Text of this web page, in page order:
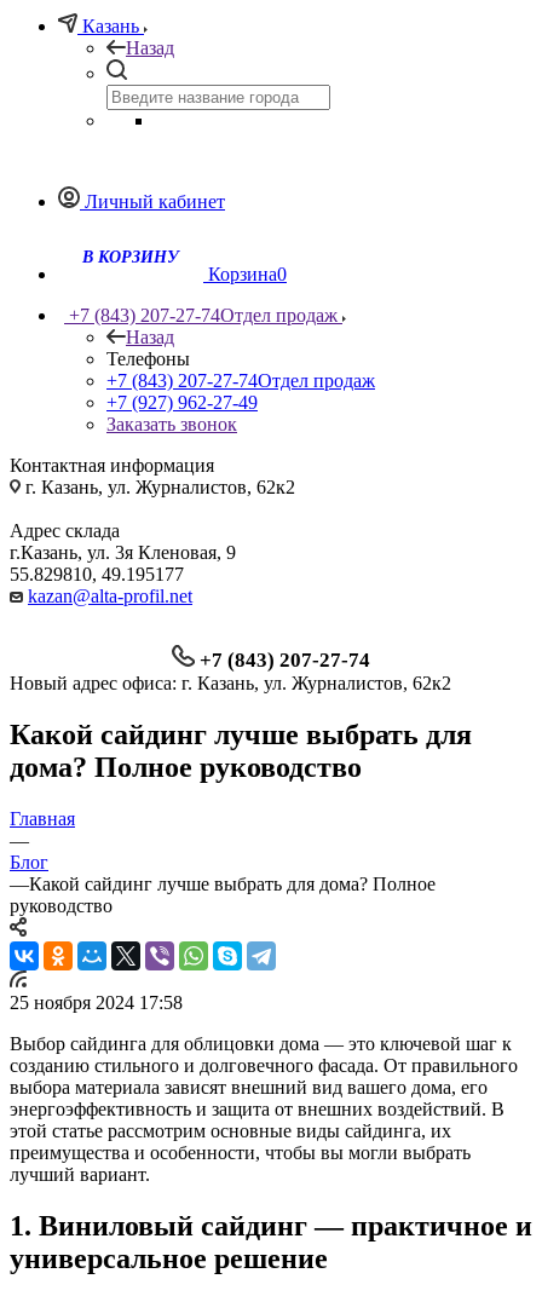
Казань
Назад
Личный кабинет
Корзина0
+7 (843) 207-27-74Отдел продаж
Назад
Телефоны
+7 (843) 207-27-74Отдел продаж
+7 (927) 962-27-49
Заказать звонок
Контактная информация
г. Казань, ул. Журналистов, 62к2
Адрес склада
г.Казань, ул. 3я Кленовая, 9
55.829810, 49.195177
kazan@alta-profil.net
+7 (843) 207-27-74
Новый адрес офиса: г. Казань, ул. Журналистов, 62к2
Какой сайдинг лучше выбрать для
дома? Полное руководство
Главная
—
Блог
—Какой сайдинг лучше выбрать для дома? Полное
руководство
25 ноября 2024 17:58
Выбор сайдинга для облицовки дома — это ключевой шаг к
созданию стильного и долговечного фасада. От правильного
выбора материала зависят внешний вид вашего дома, его
энергоэффективность и защита от внешних воздействий. В
этой статье рассмотрим основные виды сайдинга, их
преимущества и особенности, чтобы вы могли выбрать
лучший вариант.
1. Виниловый сайдинг — практичное и
универсальное решение